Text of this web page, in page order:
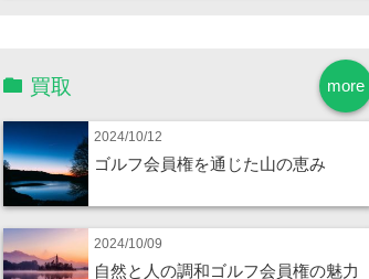
more
買取
2024/10/12
ゴルフ会員権を通じた山の恵み
2024/10/09
自然と人の調和ゴルフ会員権の魅力